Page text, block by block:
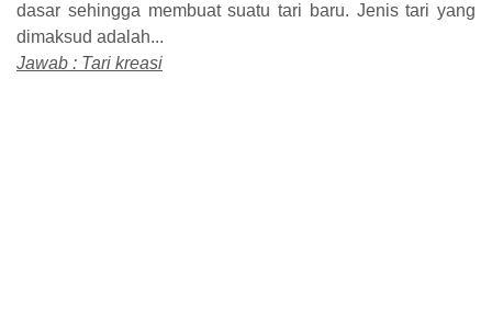
dasar sehingga membuat suatu tari baru. Jenis tari yang
dimaksud adalah...
Jawab : Tari kreasi